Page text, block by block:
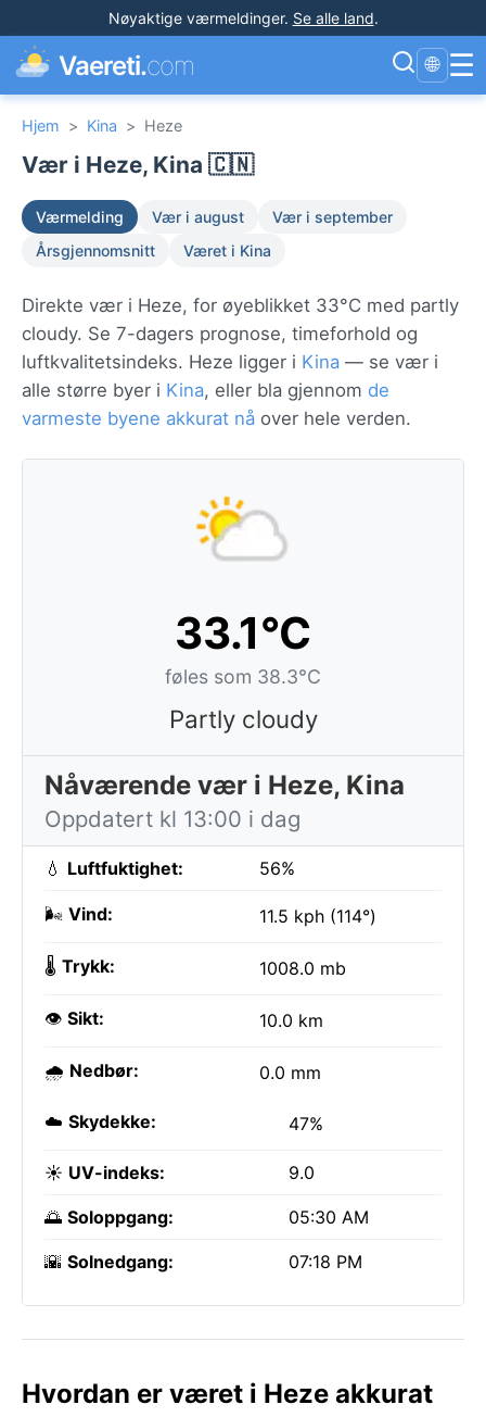
Nøyaktige værmeldinger. Se alle land.
Vaereti.com 🌐 ☰
Hjem > Kina > Heze
Vær i Heze, Kina 🇨🇳
Værmelding Vær i august
Vær i september
Årsgjennomsnitt
Været i Kina
Direkte vær i Heze, for øyeblikket 33°C med partly
cloudy. Se 7-dagers prognose, timeforhold og
luftkvalitetsindeks. Heze ligger i Kina — se vær i
alle større byer i Kina, eller bla gjennom de
varmeste byene akkurat nå over hele verden.
33.1°C
føles som 38.3°C
Partly cloudy
Nåværende vær i Heze, Kina
Oppdatert kl 13:00 i dag
💧 Luftfuktighet: 56%
🌬️ Vind: 11.5 kph (114°)
🌡️ Trykk: 1008.0 mb
👁️ Sikt: 10.0 km
🌧️ Nedbør: 0.0 mm
☁️ Skydekke: 47%
☀️ UV-indeks: 9.0
🌅 Soloppgang: 05:30 AM
🌇 Solnedgang: 07:18 PM
Hvordan er været i Heze akkurat